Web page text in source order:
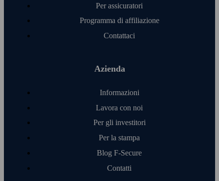
Per assicuratori
Programma di affiliazione
Contattaci
Azienda
Informazioni
Lavora con noi
Per gli investitori
Per la stampa
Blog F‑Secure
Contatti